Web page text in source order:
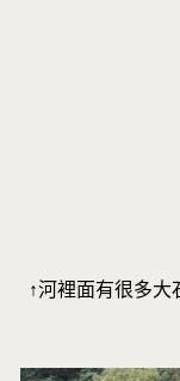
↑河裡面有很多